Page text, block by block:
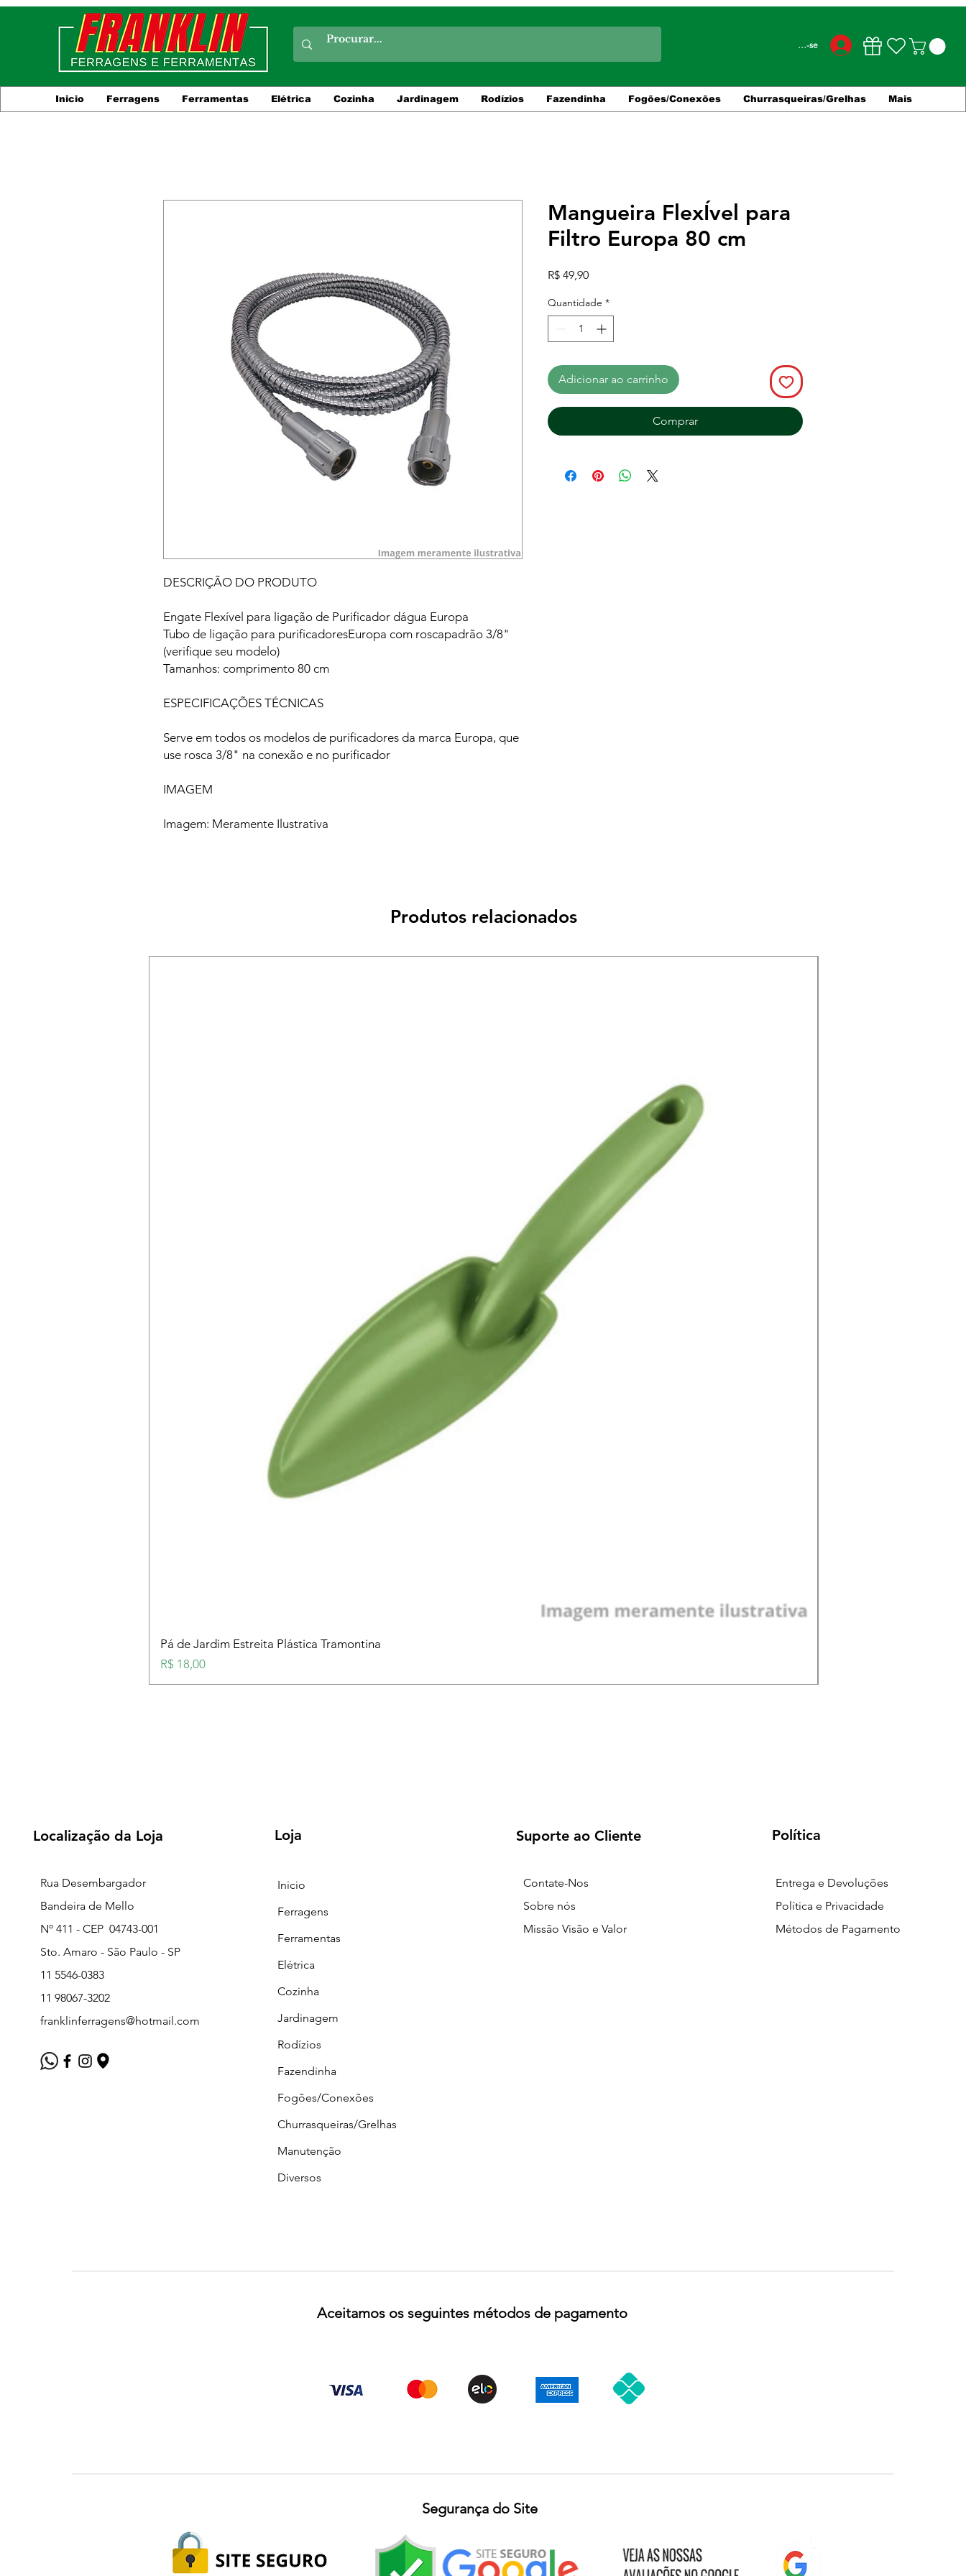
Conecte-se
Inicio Ferragens Ferramentas Elétrica Cozinha Jardinagem Rodízios Fazendinha Fogões/Conexões Churrasqueiras/Grelhas Mais
DESCRIÇÃO DO PRODUTO
Engate Flexível para ligação de Purificador dágua Europa
Tubo de ligação para purificadoresEuropa com roscapadrão 3/8"
(verifique seu modelo)
Tamanhos: comprimento 80 cm
ESPECIFICAÇÕES TÉCNICAS
Serve em todos os modelos de purificadores da marca Europa, que
use rosca 3/8" na conexão e no purificador
IMAGEM
Imagem: Meramente Ilustrativa
Mangueira FlexÍvel para
Filtro Europa 80 cm
R$ 49,90Preço
Quantidade *
Adicionar ao carrinho
Comprar
Produtos relacionados
Pá de Jardim Estreita Plástica Tramontina
Preço
R$ 18,00
Localização da Loja
Rua Desembargador
Bandeira de Mello
Nº 411 - CEP 04743-001
Sto. Amaro - São Paulo - SP
11 5546-0383
11 98067-3202
franklinferragens@hotmail.com
Loja
Inicio
Ferragens
Ferramentas
Elétrica
Cozinha
Jardinagem
Rodízios
Fazendinha
Fogões/Conexões
Churrasqueiras/Grelhas
Manutenção
Diversos
Suporte ao Cliente
Contate-Nos
Sobre nós
Missão Visão e Valor
Política
Entrega e Devoluções
Política e Privacidade
Métodos de Pagamento
Aceitamos os seguintes métodos de pagamento
Segurança do Site